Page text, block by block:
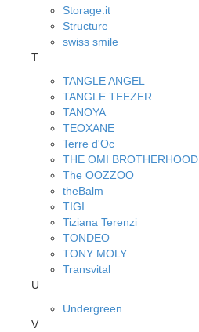
Storage.it
Structure
swiss smile
T
TANGLE ANGEL
TANGLE TEEZER
TANOYA
TEOXANE
Terre d'Oc
THE OMI BROTHERHOOD
The OOZZOO
theBalm
TIGI
Tiziana Terenzi
TONDEO
TONY MOLY
Transvital
U
Undergreen
V